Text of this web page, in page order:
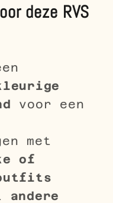
deze RVS
voor een
met
of
andere